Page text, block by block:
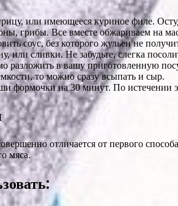
или имеющееся куриное филе.
грибы. Все вместе обжариваем на
соус, без которого жульен не
или сливки. Не забудьте, слегка
разложить в вашу приготовленную
то можно сразу всыпать и сыр.
формочки на 30 минут. По истечении
отличается от первого
мяса.